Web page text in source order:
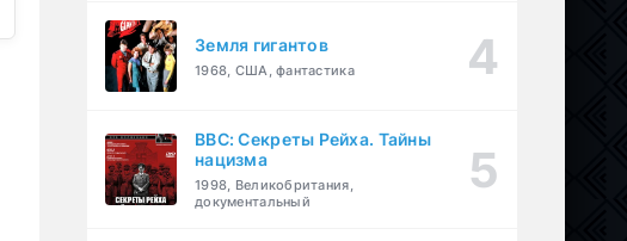
Земля гигантов
1968, США, фантастика
BBC: Секреты Рейха. Тайны
нацизма
1998, Великобритания,
документальный